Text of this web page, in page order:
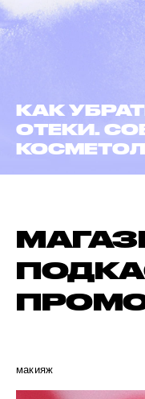
ЛАЗЕРНАЯ
В 6
макияж